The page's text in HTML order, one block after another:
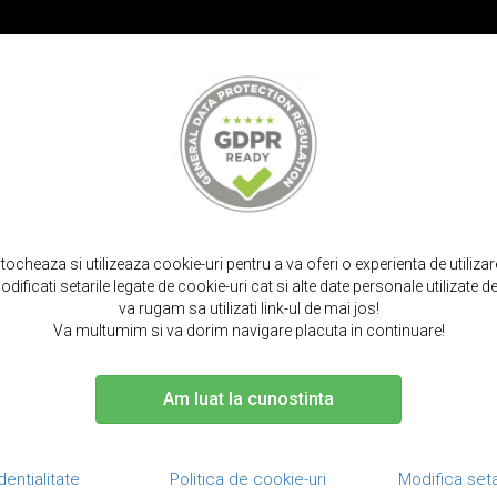
CURELE SMARTWATCH TOCURI SI SACULETI
fina tip carte, cu buzunare carduri si bani, iphone 14 pro max -
Husa din
carduri si
Qialino
si utilizeaza cookie-uri pentru a va oferi o experienta de
setarile legate de cookie-uri cat si alte date personale utilizate
va rugam sa utilizati link-ul de mai jos!
Va multumim si va dorim navigare placuta in continuare!
Am luat la cunostinta
Politica de cookie-uri Modifica